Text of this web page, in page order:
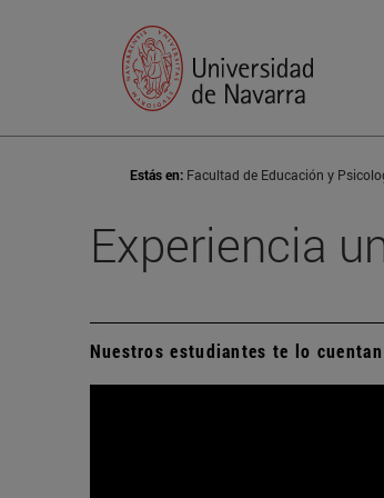
Estás en: Facultad de Educación y
Experiencia
Nuestros estudiantes te lo